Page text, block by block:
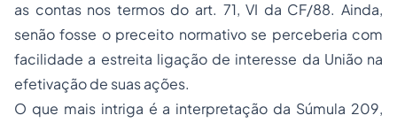
as contas nos termos do art. 71, VI da CF/88. Ainda,
senão fosse o preceito normativo se perceberia com
facilidade a estreita ligação de interesse da União na
efetivação de suas ações.
O que mais intriga é a interpretação da Súmula 209,